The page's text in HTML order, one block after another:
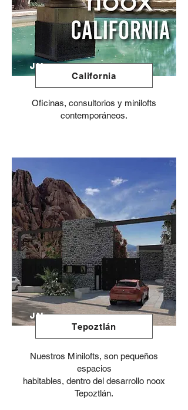
California
JN
Oficinas, consultorios y minilofts
contemporáneos.
Tepoztlán
JN
Nuestros Minilofts, son pequeños
espacios
habitables, dentro del desarrollo noox
Tepoztlán.